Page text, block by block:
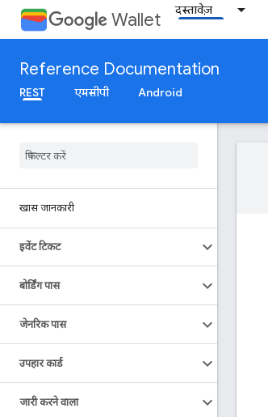
Wallet दस्तावेज़
Reference Documentation
REST
एमसीपी Android
खास जानकारी
इवेंट टिकट
बोर्डिंग पास
जेनरिक पास
उपहार कार्ड
जारी करने वाला